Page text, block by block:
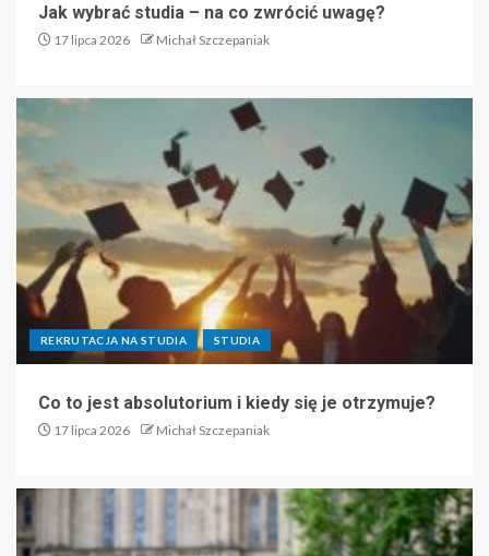
Jak wybrać studia – na co zwrócić uwagę?
17 lipca 2026 Michał Szczepaniak
REKRUTACJA NA STUDIA STUDIA
Co to jest absolutorium i kiedy się je otrzymuje?
17 lipca 2026 Michał Szczepaniak